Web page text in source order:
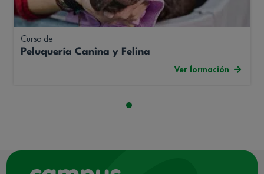
Curso de
Peluquería Canina y Felina
Ver formación